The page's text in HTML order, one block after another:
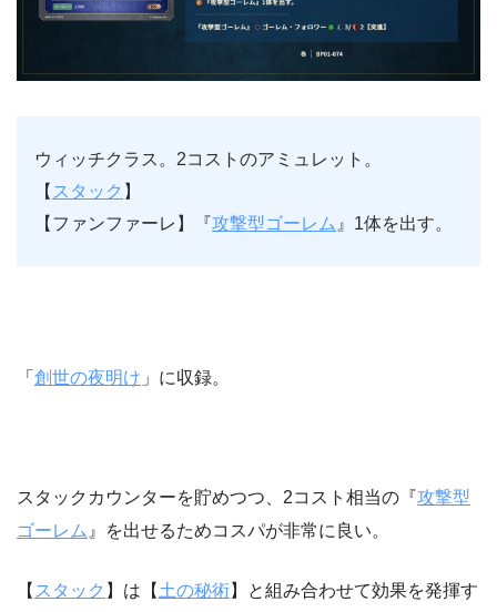
ウィッチクラス。2コストのアミュレット。
【 スタック 】
【ファンファーレ】『攻撃型ゴーレム 』1体を出す。
「 創世の夜明け 」に収録。
スタックカウンターを貯めつつ、2コスト相当の『攻撃型
ゴーレム 』を出せるためコスパが非常に良い。
【 スタック 】は【 土の秘術】と組み合わせて効果を発揮す